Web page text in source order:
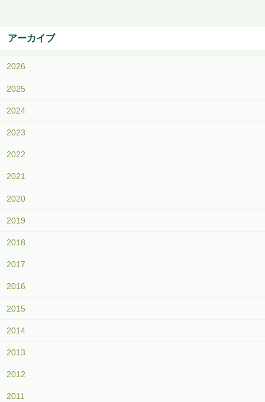
アーカイブ
2026
2025
2024
2023
2022
2021
2020
2019
2018
2017
2016
2015
2014
2013
2012
2011